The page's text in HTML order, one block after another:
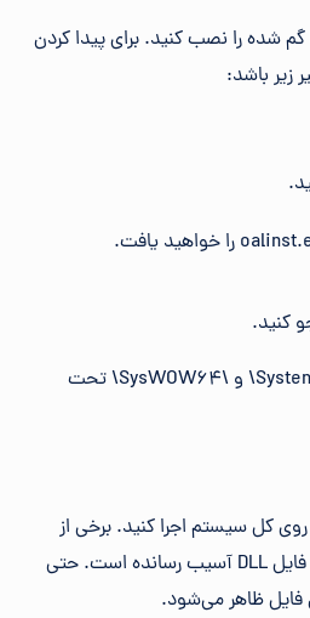
: اگر خطای DLL را در بازی Steam مشاهده کردید، oalinst.exe را باز کنید تا فایل DLL گم شده را نصب کنید. برای پیدا کردن
کنید.
: برای دانلود فایل رسمی openal32.dll OpenAL را نصب کنید. فایل در پوشه \System32\ و \SysWOW64\ تحت
کل سیستم اجرا کنید. برخی از
خطاهای openal32.dll ممکن است مربوط به ویروس یا سایر بدافزارهای رایانه شما باشد که به فایل DLL آسیب رسانده است. حتی
فایل ظاهر می‌شود.